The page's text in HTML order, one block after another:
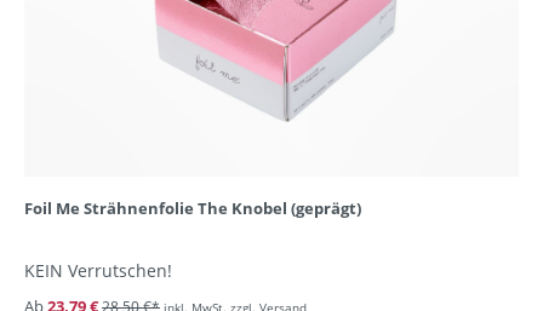
Foil Me Strähnenfolie The Knobel (geprägt)
KEIN Verrutschen!